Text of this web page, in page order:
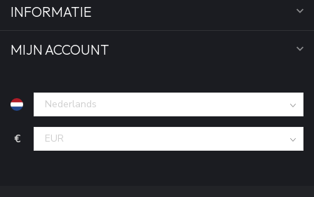
INFORMATIE
MIJN ACCOUNT
€